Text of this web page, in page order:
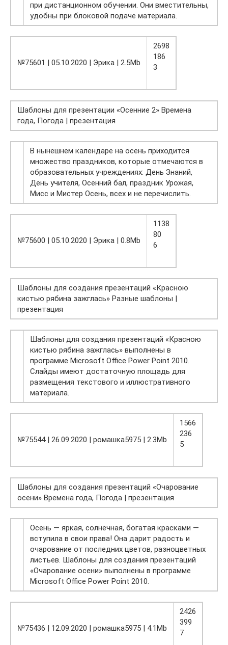
при дистанционном обучении. Они вместительны,
удобны при блоковой подаче материала.
№75601 | 05.10.2020 | Эрика | 2.5Mb
2698
186
3
Шаблоны для презентации «Осенние 2» Времена
года, Погода | презентация
В нынешнем календаре на осень приходится
множество праздников, которые отмечаются в
образовательных учреждениях: День Знаний,
День учителя, Осенний бал, праздник Урожая,
Мисс и Мистер Осень, всех и не перечислить.
№75600 | 05.10.2020 | Эрика | 0.8Mb
1138
80
6
Шаблоны для создания презентаций «Красною
кистью рябина зажглась» Разные шаблоны |
презентация
Шаблоны для создания презентаций «Красною
кистью рябина зажглась» выполнены в
программе Microsoft Office Power Point 2010.
Слайды имеют достаточную площадь для
размещения текстового и иллюстративного
материала.
№75544 | 26.09.2020 | ромашка5975 | 2.3Mb
1566
236
5
Шаблоны для создания презентаций «Очарование
осени» Времена года, Погода | презентация
Осень — яркая, солнечная, богатая красками —
вступила в свои права! Она дарит радость и
очарование от последних цветов, разноцветных
листьев. Шаблоны для создания презентаций
«Очарование осени» выполнены в программе
Microsoft Office Power Point 2010.
№75436 | 12.09.2020 | ромашка5975 | 4.1Mb
2426
399
7